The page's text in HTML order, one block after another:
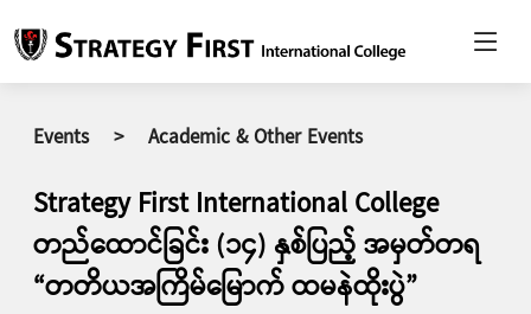
Events > Academic & Other Events
Strategy First International College
တည်ထောင်ခြင်း (၁၄) နှစ်ပြည့် အမှတ်တရ
“တတိယအကြိမ်မြောက် ထမနဲထိုးပွဲ”